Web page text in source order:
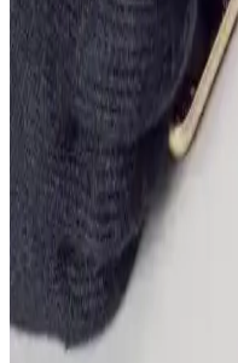
iPhone 15'inizi 2025'te
alın. Detayları öğrenin,
Telefon Kasko
Seçenekleri Hakkında
Telefon kasko fiyatları,
piyasa ve sigorta
koruyabilirsiniz.
Elektronik Cihazlar
Sigortası Nedir ve Nasıl
Elektronik cihazlarınızın
çeşitli risklere karşı maddi